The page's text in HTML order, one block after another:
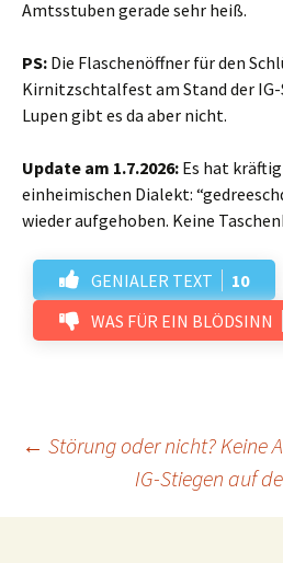
Amtsstuben gerade sehr heiß.
PS: Die Flaschenöffner für den
Kirnitzschtalfest am Stand der IG-
Lupen gibt es da aber nicht.
Update am 1.7.2026: Es hat
einheimischen Dialekt:
wieder aufgehoben. Keine
GENIALER TEXT
10
WAS FÜR EIN BLÖDSINN
Beitrags-
Navigation
← Störung oder nicht? Keine
IG-Stiegen auf